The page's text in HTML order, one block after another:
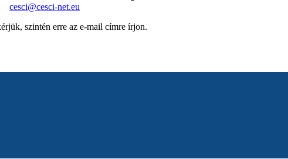
cesci@cesci-net.eu
szintén erre az e-mail címre írjon.